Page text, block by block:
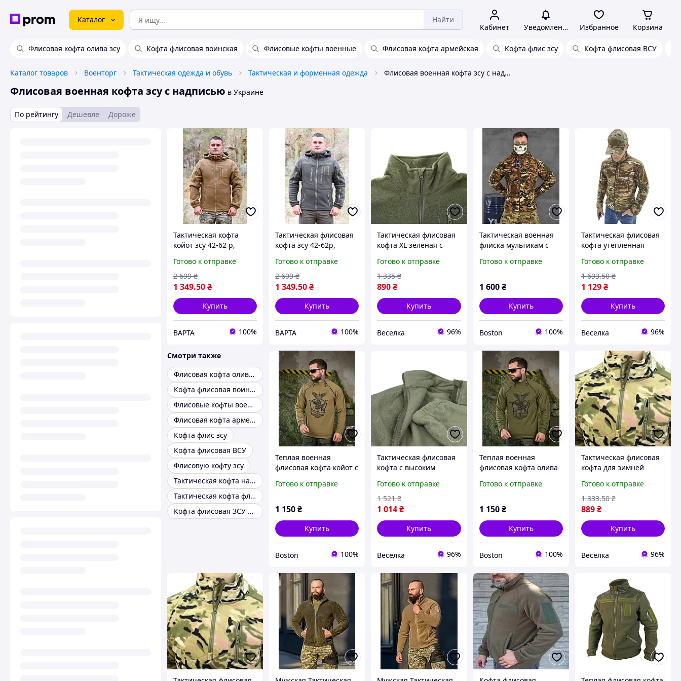
Каталог Найти
Кабинет Уведомления Избранное Корзина
Флисовая кофта олива зсу Кофта флисовая воинская Флисовые кофты военные Флисовая кофта армейская Кофта флис зсу Кофта флисовая ВСУ
Каталог товаров Военторг Тактическая одежда и обувь Тактическая и форменная одежда Флисовая военная кофта зсу с надписью
Флисовая военная кофта зсу с надписью в Украине
По рейтингу Дешевле Дороже
Тактическая кофта
койот зсу 42-62 р,
капюшоном, военная
мужская флисовая
кофта койот
Готово к отправке
1 349.50₴
2 699 ₴
Купить
ВАРТА 100%
Тактическая флисовая
кофта зсу 42-62р,
с капюшоном, теплая
военная флиска олива
Готово к отправке
1 349.50₴
2 699 ₴
Купить
ВАРТА 100%
Тактическая флисовая
кофта XL зеленая с
карманом для военных
и туристов FLAME
Готово к отправке
890₴
1 335 ₴
Купить
Веселка 96%
Тактическая военная
флиска мультикам с
армейская флиска
флисовая кофта зсу
_M2_zx8c
Готово к отправке
1 600 ₴
Купить
Boston 100%
Тактическая флисовая
кофта утепленная
туристов активного
отдыха зимняя FLAME
Готово к отправке
1 129₴
1 693.50 ₴
Купить
Веселка 96%
Смотри также
Флисовая кофта олива зсу
Кофта флисовая воинская
Флисовые кофты военные
Флисовая кофта армейская
Кофта флис зсу
Кофта флисовая ВСУ
Флисовую кофту зсу
Тактическая кофта на флисе с надписью зсу
Тактическая кофта флис зсу
Кофта флисовая ЗСУ хаки с капюшоном
Теплая военная
флисовая кофта койот с
военная кофта флиска,
койот _M2_zx8c
Готово к отправке
1 150₴
Купить
Boston 100%
Тактическая флисовая
кофта с высоким
карманами для
зимнего активного
отдыха FLAME
Готово к отправке
1 014₴
1 521 ₴
Купить
Веселка 96%
Теплая военная
флисовая кофта олива
плотная военная кофта
флиска ДШВ олива
_M2_zx8c
Готово к отправке
1 150 ₴
Купить
Boston 100%
Тактическая флисовая
кофта для зимней
утеплителем и
карманом на молнии
FLAME
Готово к отправке
889₴
1 333.50 ₴
Купить
Веселка 96%